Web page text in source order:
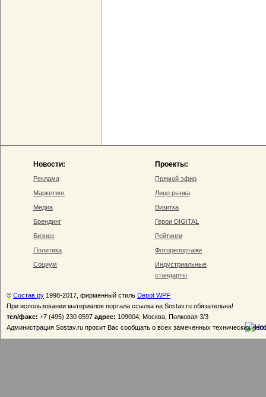
Новости:
Реклама
Маркетинг
Медиа
Брендинг
Бизнес
Политика
Социум
Проекты:
Прямой эфир
Лицо рынка
Визитка
Герои DIGITAL
Рейтинги
Фоторепортажи
Индустриальные
стандарты
© Состав.ру 1998-2017, фирменный стиль Depot WPF
При использовании материалов портала ссылка на Sostav.ru обязательна!
тел/факс: +7 (495) 230 0597 адрес: 109004, Москва, Полковая 3/3
Администрация Sostav.ru просит Вас сообщать о всех замеченных технических